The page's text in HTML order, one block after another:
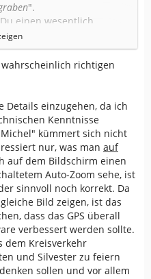
".
einen wesentlich
dem Navi. Entsprechend
mit einem kleineren
ist oder nur kleiner
das ausgleicht mag
fehlt mir aktuell die
richtigen
Details einzugehen, da ich
Kenntnisse
kümmert sich nicht
nur, was man auf
auf dem Bildschirm einen
Auto-Zoom sehe, ist
sinnvoll noch korrekt. Da
Bild zeigen, ist das
dass das GPS überall
verbessert werden sollte.
dem Kreisverkehr
und Silvester zu feiern
sollen und vor allem